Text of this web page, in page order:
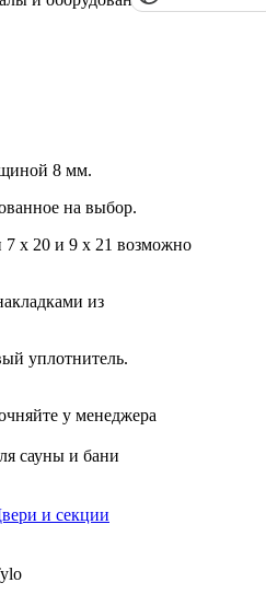
8 мм.
на выбор.
x 20 и 9 x 21 возможно
из
уплотнитель.
у менеджера
сауны и бани
и секции